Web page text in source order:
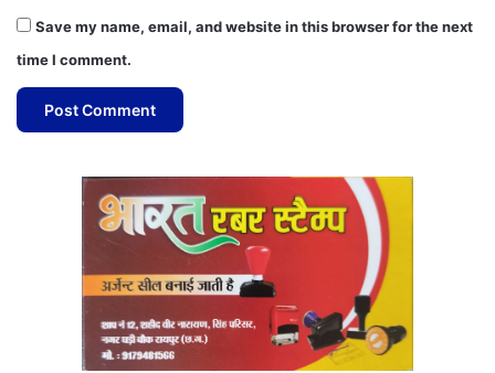
Save my name, email, and website in this browser for the next
time I comment.